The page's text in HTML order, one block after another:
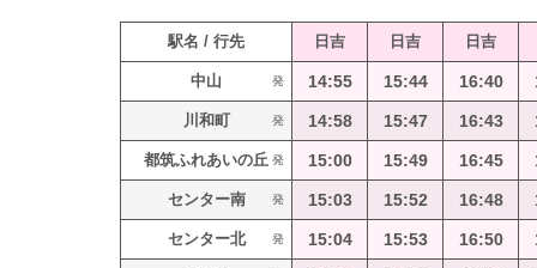
駅名 / 行先 日吉 日吉 日吉
中山 発 14:55 15:44 16:40
川和町 発 14:58 15:47 16:43
都筑ふれあいの丘 発 15:00 15:49 16:45
センター南 発 15:03 15:52 16:48
センター北 発 15:04 15:53 16:50